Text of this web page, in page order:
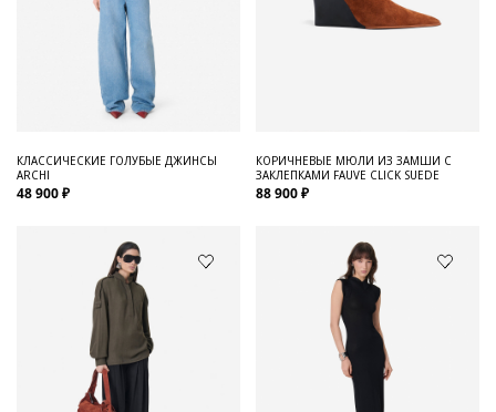
КЛАССИЧЕСКИЕ ГОЛУБЫЕ ДЖИНСЫ
ARCHI
48 900 ₽
КОРИЧНЕВЫЕ МЮЛИ ИЗ ЗАМШИ С
ЗАКЛЕПКАМИ FAUVE CLICK SUEDE
88 900 ₽